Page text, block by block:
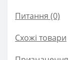
Питання (0)
Схожі товари